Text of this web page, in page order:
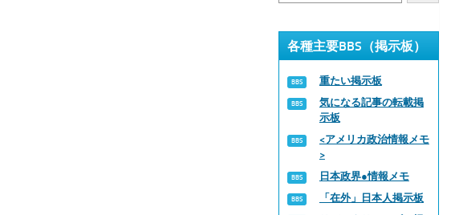
各種主要BBS（掲示板）
重たい掲示板
気になる記事の転載掲
示板
<アメリカ政治情報メモ
>
日本政界●情報メモ
「在外」日本人掲示板